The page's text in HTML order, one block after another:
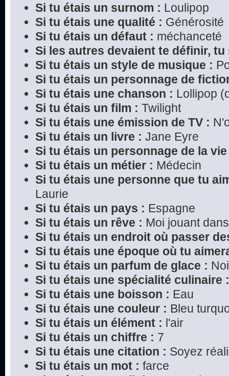
Si tu étais un surnom : Loulipop
Si tu étais une qualité : Générosité
Si tu étais un défaut : méchanceté
Si les autres devaient te définir, tu
Si tu étais un style de musique :
Si tu étais un personnage de
Si tu étais une chanson : Lollipop
Si tu étais un film : Twilight
Si tu étais une émission de TV :
Si tu étais un livre : Jane Eyre
Si tu étais un personnage de la
Si tu étais un métier : Médecin
Si tu étais une personne que tu
Laurie
Si tu étais un pays : Espagne
Si tu étais un rêve : Moi jouant
Si tu étais un endroit où passer
Si tu étais une époque où tu
Si tu étais un parfum de glace :
Si tu étais une spécialité culinaire :
Si tu étais une boisson : Eau
Si tu étais une couleur : Bleu
Si tu étais un élément : l'air
Si tu étais un chiffre : 7
Si tu étais une citation : Soyez
Si tu étais un mot : farce